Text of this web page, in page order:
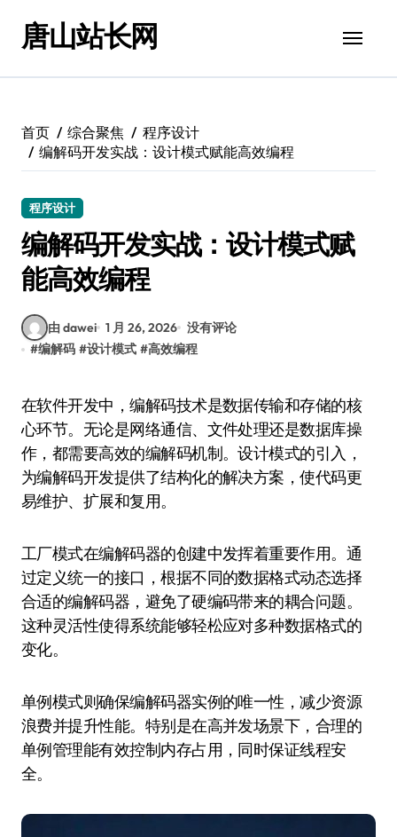
唐山站长网
首页 综合聚焦
程序设计
编解码开发实战：设计模式赋能高效编程
程序设计
编解码开发实战：设计模式赋
能高效编程
由 dawei 1 月 26, 2026 没有评论
#编解码 #设计模式 #高效编程
在软件开发中，编解码技术是数据传输和存储的核
心环节。无论是网络通信、文件处理还是数据库操
作，都需要高效的编解码机制。设计模式的引入，
为编解码开发提供了结构化的解决方案，使代码更
易维护、扩展和复用。
工厂模式在编解码器的创建中发挥着重要作用。通
过定义统一的接口，根据不同的数据格式动态选择
合适的编解码器，避免了硬编码带来的耦合问题。
这种灵活性使得系统能够轻松应对多种数据格式的
变化。
单例模式则确保编解码器实例的唯一性，减少资源
浪费并提升性能。特别是在高并发场景下，合理的
单例管理能有效控制内存占用，同时保证线程安
全。